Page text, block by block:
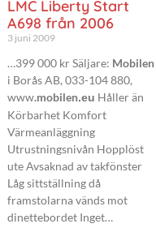
LMC Liberty Start
A698 från 2006
3 juni 2009
…399 000 kr Säljare: Mobilen
i Borås AB, 033-104 880,
www.mobilen.eu Håller än
Körbarhet Komfort
Värmeanläggning
Utrustningsnivån Hopplöst
ute Avsaknad av takfönster
Låg sittställning då
framstolarna vänds mot
dinettebordet Inget…